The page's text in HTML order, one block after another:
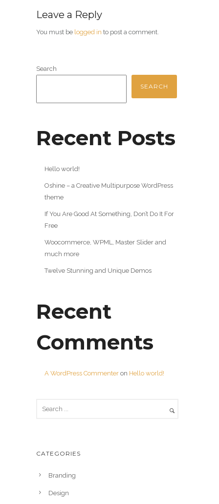
Leave a Reply
You must be logged in to post a comment.
Search
SEARCH
Recent Posts
Hello world!
Oshine – a Creative Multipurpose WordPress
theme
If You Are Good At Something, Don’t Do It For
Free
Woocommerce, WPML, Master Slider and
much more
Twelve Stunning and Unique Demos
Recent
Comments
A WordPress Commenteron Hello world!
CATEGORIES
Branding
Design